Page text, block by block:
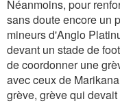
Néanmoins, pour
sans doute encore un
mineurs d'Anglo
devant un stade de
de coordonner une
avec ceux de
grève, grève qui